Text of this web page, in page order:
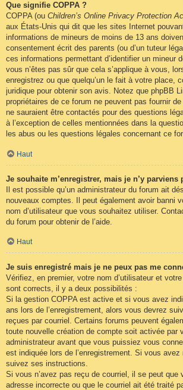
Que signifie COPPA ?
COPPA (ou Children’s Online Privacy Protection
aux États-Unis qui dit que les sites Internet
informations de mineurs de moins de 13 ans
consentement écrit des parents (ou d’un tuteur
ces informations permettant d’identifier un mineur
vous n’êtes pas sûr que cela s’applique à vous,
enregistrez ou que quelqu’un le fait à votre place,
juridique pour obtenir son avis. Notez que phpBB
propriétaires de ce forum ne peuvent pas fournir
ne sauraient être contactés pour des questions
à l’exception de celles mentionnées dans la
les abus ou les questions légales concernant ce
Haut
Je souhaite m’enregistrer, mais je n’y parviens
Il est possible qu’un administrateur du forum ait
nouveaux comptes. Il peut également avoir banni
nom d’utilisateur que vous souhaitez utiliser.
du forum pour obtenir de l’aide.
Haut
Je suis enregistré mais je ne peux pas me
Vérifiez, en premier, votre nom d’utilisateur et
sont corrects, il y a deux possibilités :
Si la gestion COPPA est active et si vous avez
ans lors de l’enregistrement, alors vous devrez
reçues par courriel. Certains forums peuvent
toute nouvelle création de compte soit activée par
administrateur avant que vous puissiez vous
est indiquée lors de l’enregistrement. Si vous avez
suivez ses instructions.
Si vous n’avez pas reçu de courriel, il se peut que
adresse incorrecte ou que le courriel ait été traité